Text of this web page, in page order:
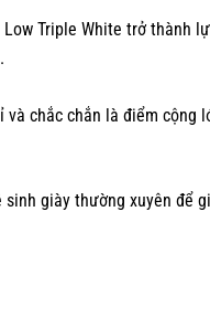
Triple White trở thành
chắc chắn là điểm cộng
giày thường xuyên để